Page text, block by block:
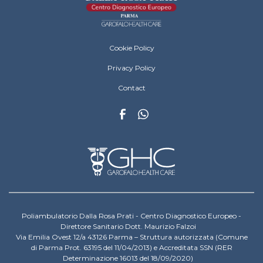
Dalla Rosa Prati Footer Menu
Cookie Policy
Privacy Policy
Contact
Poliambulatorio Dalla Rosa Prati - Centro Diagnostico Europeo -
Direttore Sanitario Dott. Maurizio Falzoi
Via Emilia Ovest 12/a 43126 Parma – Struttura autorizzata (Comune
di Parma Prot. 63195 del 11/04/2013) e Accreditata SSN (RER
Determinazione 16013 del 18/09/2020)